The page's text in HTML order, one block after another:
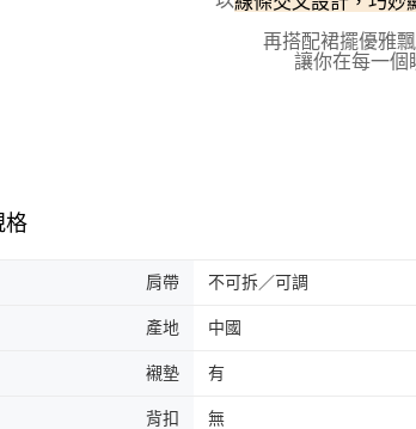
再搭配裙擺優雅
讓你在每一個
格
肩帶 不可拆／可調
產地 中國
襯墊 有
背扣 無